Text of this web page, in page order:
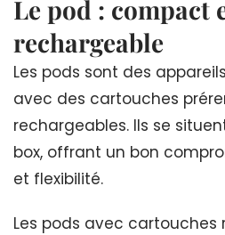
Le pod : compact
rechargeable
Les pods sont des
avec des cartouches
rechargeables. Ils se
box, offrant un bon
et flexibilité.
Les pods avec cartouches